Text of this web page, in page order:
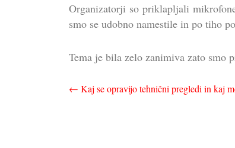
Organizatorji so priklapljali
smo se udobno namestile in po tiho
Tema je bila zelo zanimiva zato smo
Navigacija
← Kaj se opravijo tehnični pregledi in kaj